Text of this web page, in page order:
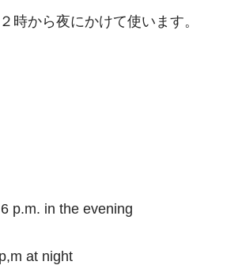
時から夜にかけて使います。
p.m. in the evening
at night